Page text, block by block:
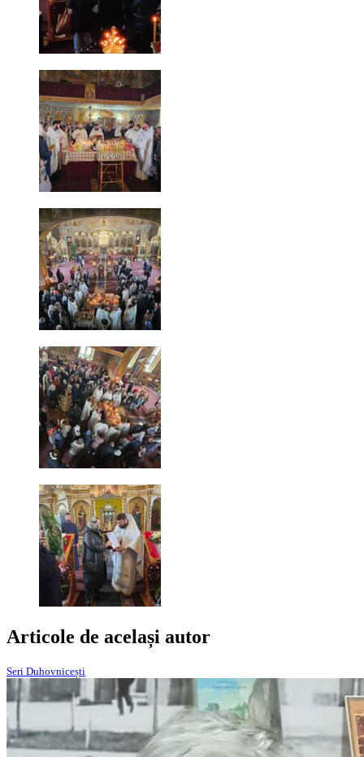
Articole de același autor
Seri Duhovnicești